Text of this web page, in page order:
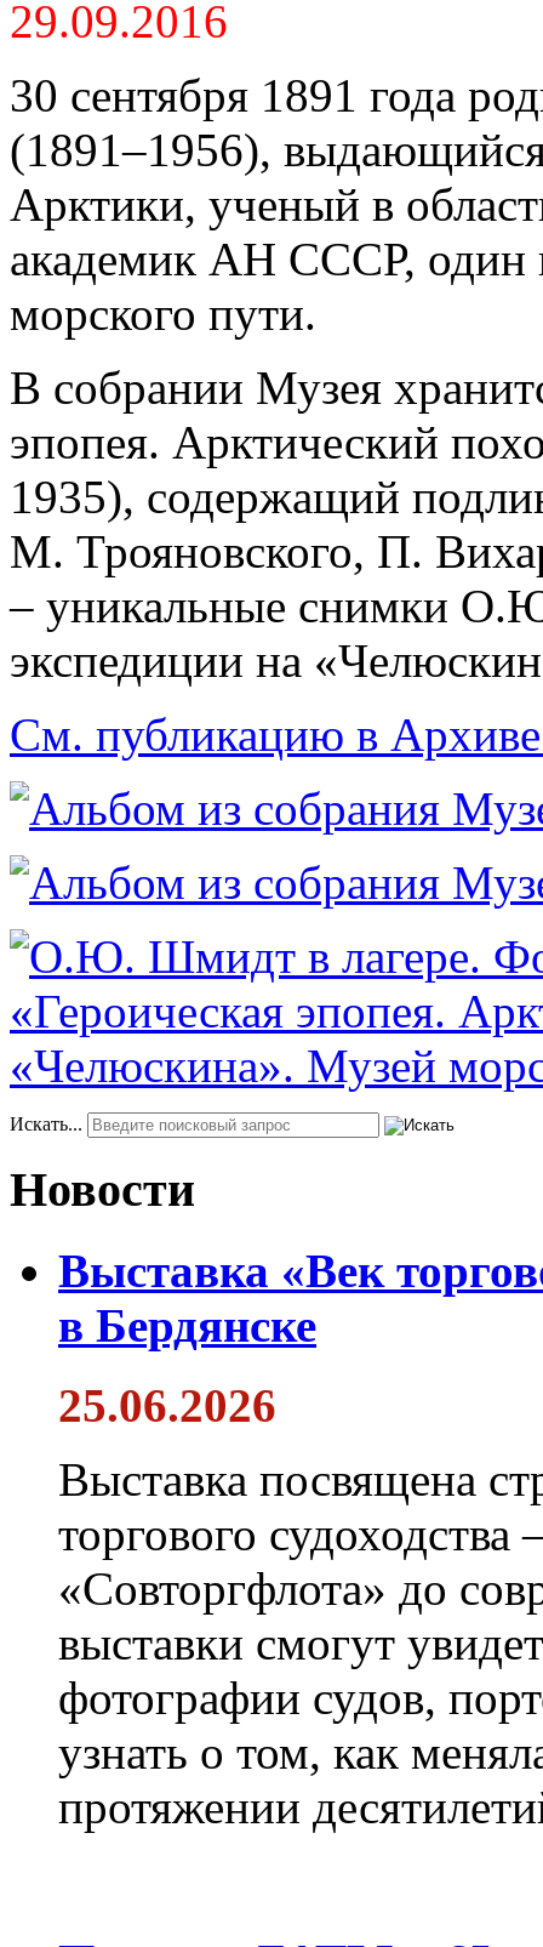
29.09.2016
30 сентября 1891 года
(1891–1956), выдающийся
Арктики, ученый в
академик АН СССР, один
морского пути.
В собрании Музея
эпопея. Арктический
1935), содержащий
М. Трояновского, П.
– уникальные снимки
экспедиции на
См. публикацию в Архиве
Искать...
Новости
Выставка «Век
в Бердянске
25.06.2026
Выставка посвящена
торгового
«Совторгфлота» до
выставки смогут
фотографии судов,
узнать о том, как
протяжении